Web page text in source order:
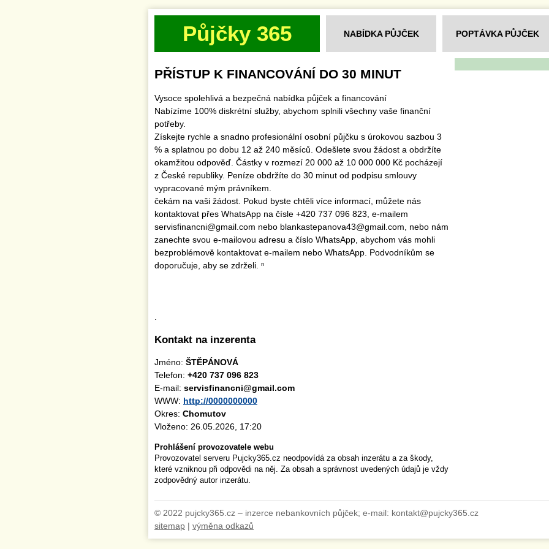
Půjčky 365 NABÍDKA PŮJČEK POPTÁVKA PŮJČEK
PŘÍSTUP K FINANCOVÁNÍ DO 30 MINUT
Vysoce spolehlivá a bezpečná nabídka půjček a financování
Nabízíme 100% diskrétní služby, abychom splnili všechny vaše finanční
potřeby.
Získejte rychle a snadno profesionální osobní půjčku s úrokovou sazbou 3
% a splatnou po dobu 12 až 240 měsíců. Odešlete svou žádost a obdržíte
okamžitou odpověď. Částky v rozmezí 20 000 až 10 000 000 Kč pocházejí
z České republiky. Peníze obdržíte do 30 minut od podpisu smlouvy
vypracované mým právníkem.
čekám na vaši žádost. Pokud byste chtěli více informací, můžete nás
kontaktovat přes WhatsApp na čísle +420 737 096 823, e-mailem
servisfinancni@gmail.com nebo blankastepanova43@gmail.com, nebo nám
zanechte svou e-mailovou adresu a číslo WhatsApp, abychom vás mohli
bezproblémově kontaktovat e-mailem nebo WhatsApp. Podvodníkům se
doporučuje, aby se zdrželi. ⁿ
Kontakt na inzerenta
Jméno: ŠTĚPÁNOVÁ
Telefon: +420 737 096 823
E-mail: servisfinancni@gmail.com
WWW: http://0000000000
Okres: Chomutov
Vloženo: 26.05.2026, 17:20
Prohlášení provozovatele webu
Provozovatel serveru Pujcky365.cz neodpovídá za obsah inzerátu a za škody,
které vzniknou při odpovědi na něj. Za obsah a správnost uvedených údajů je vždy
zodpovědný autor inzerátu.
© 2022 pujcky365.cz – inzerce nebankovních půjček; e-mail: kontakt@pujcky365.cz
sitemap | výměna odkazů